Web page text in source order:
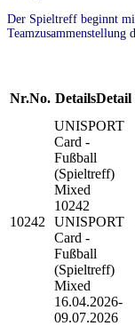
Der Spieltreff beginnt
Nr.No. DetailsDetail
10242
UNISPORT
Card -
Fußball
(Spieltreff)
Mixed
10242
UNISPORT
Card -
Fußball
(Spieltreff)
Mixed
16.04.2026-
09.07.2026